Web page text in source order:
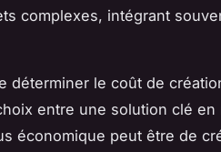
complexes, intégrant
déterminer le coût de
entre une solution clé en
économique peut être de